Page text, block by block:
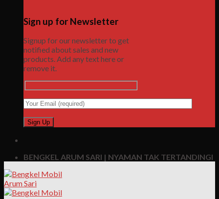
Sign up for Newsletter
Signup for our newsletter to get
notified about sales and new
products. Add any text here or
remove it.
BENGKEL ARUM SARI | NYAMAN TAK TERTANDINGI